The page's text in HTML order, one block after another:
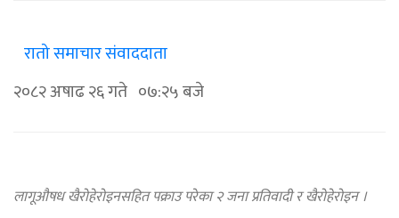
रातो समाचार संवाददाता
२०८२ अषाढ २६ गते ०७:२५ बजे
लागूऔषध खैरोहेरोइनसहित पक्राउ परेका २ जना प्रतिवादी र खैरोहेरोइन ।